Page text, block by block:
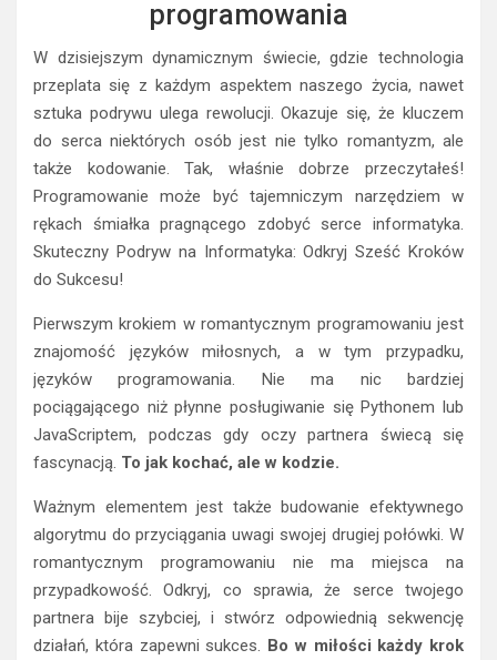
programowania
W dzisiejszym dynamicznym świecie, gdzie technologia
przeplata się z każdym aspektem naszego życia, nawet
sztuka podrywu ulega rewolucji. Okazuje się, że kluczem
do serca niektórych osób jest nie tylko romantyzm, ale
także kodowanie. Tak, właśnie dobrze przeczytałeś!
Programowanie może być tajemniczym narzędziem w
rękach śmiałka pragnącego zdobyć serce informatyka.
Skuteczny Podryw na Informatyka: Odkryj Sześć Kroków
do Sukcesu!
Pierwszym krokiem w romantycznym programowaniu jest
znajomość języków miłosnych, a w tym przypadku,
języków programowania. Nie ma nic bardziej
pociągającego niż płynne posługiwanie się Pythonem lub
JavaScriptem, podczas gdy oczy partnera świecą się
fascynacją. To jak kochać, ale w kodzie.
Ważnym elementem jest także budowanie efektywnego
algorytmu do przyciągania uwagi swojej drugiej połówki. W
romantycznym programowaniu nie ma miejsca na
przypadkowość. Odkryj, co sprawia, że serce twojego
partnera bije szybciej, i stwórz odpowiednią sekwencję
działań, która zapewni sukces. Bo w miłości każdy krok